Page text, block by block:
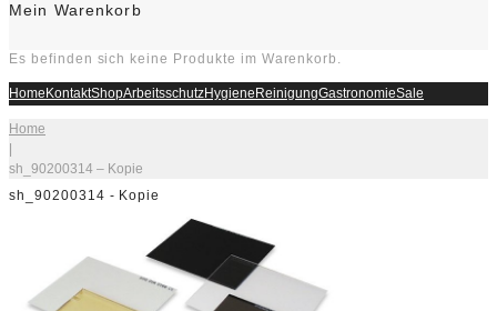
Mein Warenkorb
Es befinden sich keine Produkte im Warenkorb.
HomeKontaktShopArbeitsschutzHygieneReinigungGastronomieSale
Home
|
sh_90200314 – Kopie
sh_90200314 - Kopie